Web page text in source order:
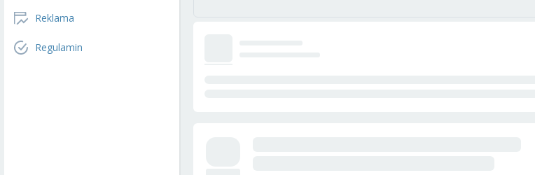
Reklama
Regulamin